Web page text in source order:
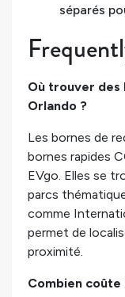
séparés
Où trouver des
Orlando ?
Les bornes de
bornes rapides
EVgo. Elles se
parcs
comme
permet de
proximité.
Combien coûte